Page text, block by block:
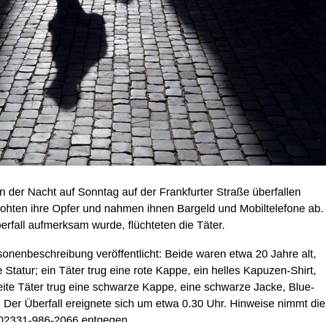
der Nacht auf Sonntag auf der Frankfurter Straße überfallen
ihre Opfer und nahmen ihnen Bargeld und Mobiltelefone ab.
aufmerksam wurde, flüchteten die Täter.
veröffentlicht: Beide waren etwa 20 Jahre alt,
ein Täter trug eine rote Kappe, ein helles Kapuzen-Shirt,
Täter trug eine schwarze Kappe, eine schwarze Jacke, Blue-
Überfall ereignete sich um etwa 0.30 Uhr. Hinweise nimmt die